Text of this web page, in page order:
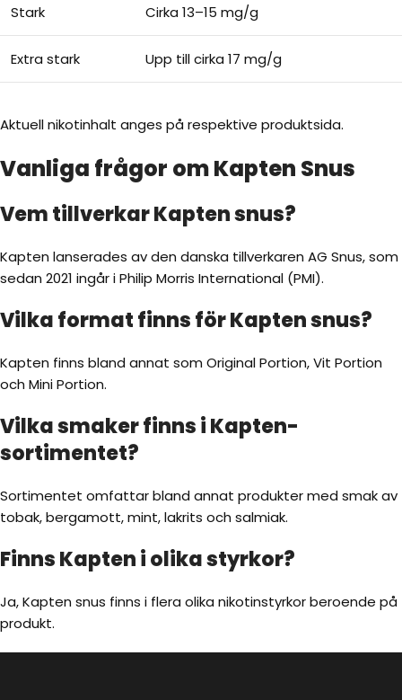
Stark Cirka 13–15 mg/g
Extra stark Upp till cirka 17 mg/g
Aktuell nikotinhalt anges på respektive produktsida.
Vanliga frågor om Kapten Snus
Vem tillverkar Kapten snus?
Kapten lanserades av den danska tillverkaren AG Snus, som
sedan 2021 ingår i Philip Morris International (PMI).
Vilka format finns för Kapten snus?
Kapten finns bland annat som Original Portion, Vit Portion
och Mini Portion.
Vilka smaker finns i Kapten-
sortimentet?
Sortimentet omfattar bland annat produkter med smak av
tobak, bergamott, mint, lakrits och salmiak.
Finns Kapten i olika styrkor?
Ja, Kapten snus finns i flera olika nikotinstyrkor beroende på
produkt.